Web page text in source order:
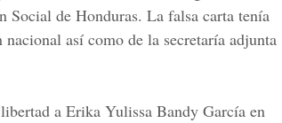
Social de Honduras. La falsa carta tenía
así como de la secretaría adjunta
a Erika Yulissa Bandy García en